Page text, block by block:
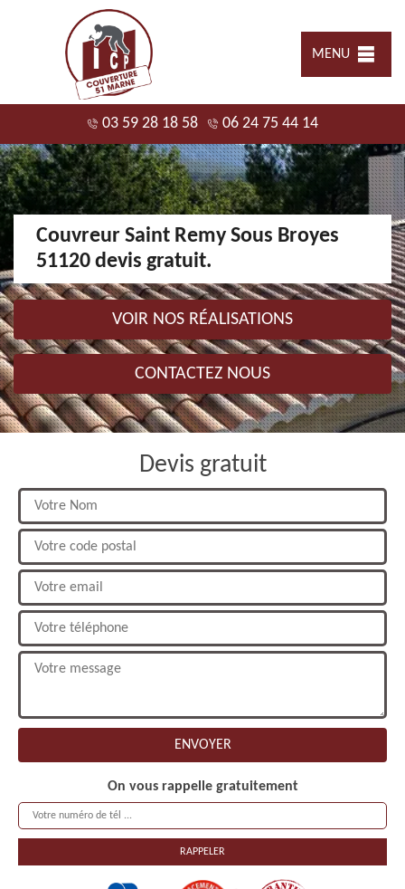
MENU
03 59 28 18 58 06 24 75 44 14
Couvreur Saint Remy Sous Broyes
51120 devis gratuit.
VOIR NOS RÉALISATIONS
CONTACTEZ NOUS
Devis gratuit
On vous rappelle gratuitement